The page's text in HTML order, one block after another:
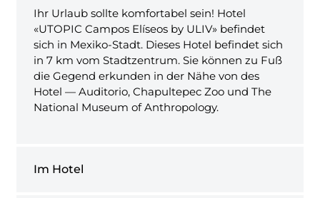
Ihr Urlaub sollte komfortabel sein! Hotel
«UTOPIC Campos Elíseos by ULIV» befindet
sich in Mexiko-Stadt. Dieses Hotel befindet sich
in 7 km vom Stadtzentrum. Sie können zu Fuß
die Gegend erkunden in der Nähe von des
Hotel — Auditorio, Chapultepec Zoo und The
National Museum of Anthropology.
Im Hotel